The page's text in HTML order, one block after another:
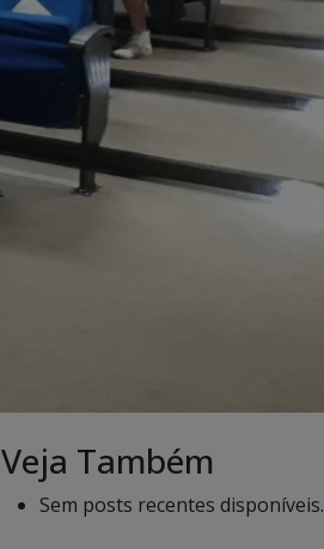
Veja Também
Sem posts recentes disponíveis.